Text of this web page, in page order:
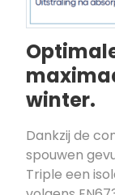
winter.
Dankzij de
spouwen
Triple een